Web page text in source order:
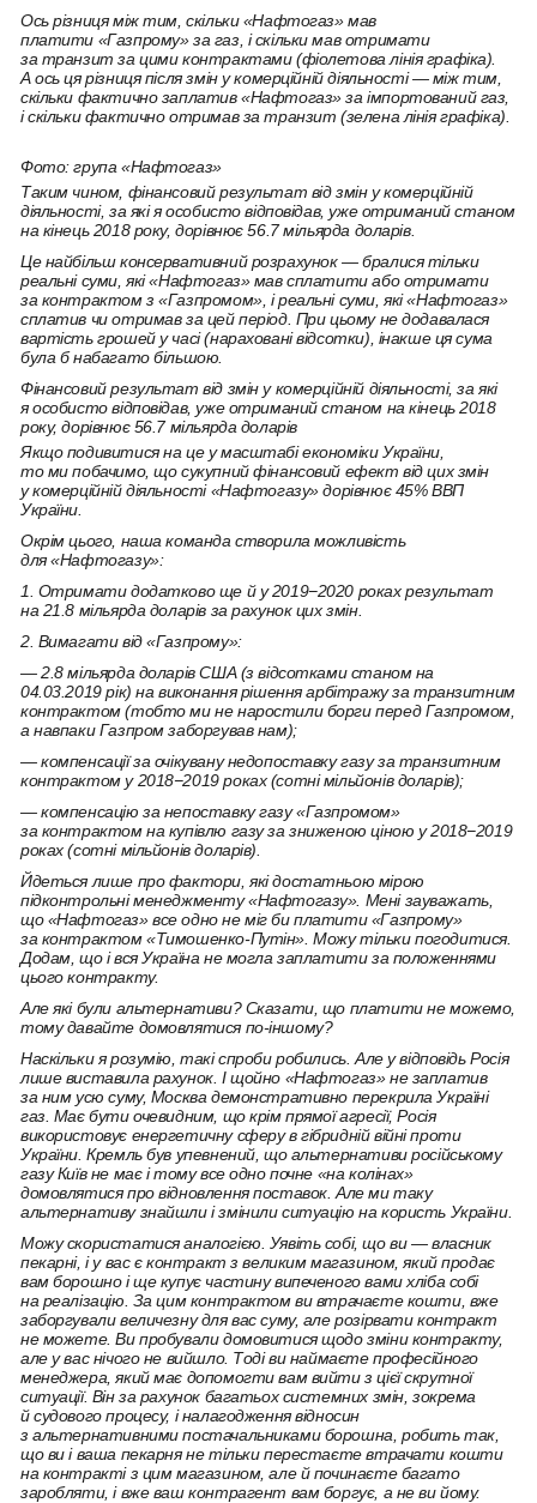
Ось різниця між тим, скільки «Нафтогаз» мав
платити «Газпрому» за газ, і скільки мав отримати
за транзит за цими контрактами (фіолетова лінія графіка).
А ось ця різниця після змін у комерційній діяльності — між тим,
скільки фактично заплатив «Нафтогаз» за імпортований газ,
і скільки фактично отримав за транзит (зелена лінія графіка).
Фото: група «Нафтогаз»
Таким чином, фінансовий результат від змін у комерційній
діяльності, за які я особисто відповідав, уже отриманий станом
на кінець 2018 року, дорівнює 56.7 мільярда доларів.
Це найбільш консервативнийрозрахунок— бралися тільки
реальні суми, які «Нафтогаз» мав сплатити або отримати
за контрактом з «Газпромом», і реальні суми, які «Нафтогаз»
сплатив чи отримав за цей період. При цьому не додавалася
вартість грошей у часі (нараховані відсотки), інакше ця сума
була б набагато більшою.
Фінансовий результат від змін у комерційній діяльності, за які
я особисто відповідав, уже отриманий станом на кінець 2018
року, дорівнює 56.7 мільярда доларів
Якщо подивитися на це у масштабі економіки України,
то ми побачимо, що сукупний фінансовий ефект від цих змін
у комерційній діяльності «Нафтогазу» дорівнює 45% ВВП
України.
Окрім цього, наша команда створила можливість
для «Нафтогазу»:
1. Отримати додатково ще й у 2019−2020 роках результат
на 21.8 мільярда доларів за рахунок цих змін.
2. Вимагати від «Газпрому»:
— 2.8 мільярда доларів США (з відсотками станом на
04.03.2019 рік) на виконання рішення арбітражу за транзитним
контрактом (тобто ми не наростили борги перед Газпромом,
а навпаки Газпром заборгував нам);
— компенсації за очікувану недопоставку газу за транзитним
контрактом у 2018−2019 роках (сотні мільйонів доларів);
— компенсацію за непоставку газу «Газпромом»
за контрактом на купівлю газу за зниженою ціною у 2018−2019
роках (сотні мільйонів доларів).
Йдеться лише про фактори, які достатньою мірою
підконтрольні менеджменту «Нафтогазу». Мені зауважать,
що «Нафтогаз» все одно не міг би платити «Газпрому»
за контрактом «Тимошенко-Путін». Можу тільки погодитися.
Додам, що і вся Україна не могла заплатити за положеннями
цього контракту.
Але які були альтернативи? Сказати, що платити не можемо,
тому давайте домовлятися по-іншому?
Наскільки я розумію, такі спроби робились. Але у відповідь Росія
лише виставила рахунок. І щойно «Нафтогаз» не заплатив
за ним усю суму, Москва демонстративно перекрила Україні
газ. Має бути очевидним, що крім прямої агресії, Росія
використовує енергетичну сферу в гібридній війні проти
України. Кремль був упевнений, що альтернативи російському
газу Київ не має і тому все одно почне «на колінах»
домовлятися про відновлення поставок. Але ми таку
альтернативу знайшли і змінили ситуацію на користь України.
Можу скористатися аналогією. Уявіть собі, що ви — власник
пекарні, і у вас є контракт з великим магазином, який продає
вам борошно і ще купує частину випеченого вами хліба собі
на реалізацію. За цим контрактом ви втрачаєте кошти, вже
заборгували величезну для вас суму, але розірвати контракт
не можете. Ви пробували домовитися щодо зміни контракту,
але у вас нічого не вийшло. Тоді ви наймаєте професійного
менеджера, який має допомогти вам вийти з цієї скрутної
ситуації. Він за рахунок багатьох системних змін, зокрема
й судового процесу, і налагодження відносин
з альтернативними постачальниками борошна, робить так,
що ви і ваша пекарня не тільки перестаєте втрачати кошти
на контракті з цим магазином, але й починаєте багато
заробляти, і вже ваш контрагент вам боргує, а не ви йому.